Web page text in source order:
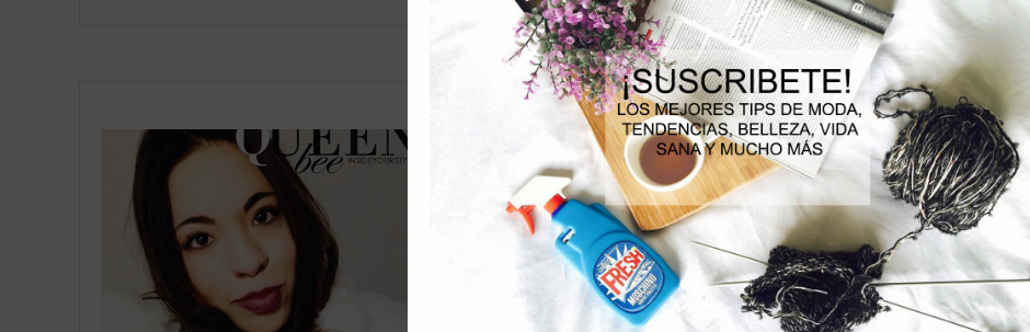
En el caso de los bebés, la gestión deficiente se asocia a un mayor riesgo
feto, problemas respiratorios y mayor necesidad de hospitalización al nacer,
Tipo 2 e hipertensión en el futuro.
“La tecnología se ha convertido en un aliado para todos los pacientes con
de monitoreo continuo de glucosa es una intervención valiosa para el
FreeStyle Libre 2 Plus, se puede llevar discretamente adherido a la parte
mientras gestionan a diario sus niveles de glucosa de manera exacta y
los dedos5. Esta tecnología permite mejorar la calidad de vida de las
adherencia a los tratamientos y mejorar significativamente el control
Médica Regional para Abbott.